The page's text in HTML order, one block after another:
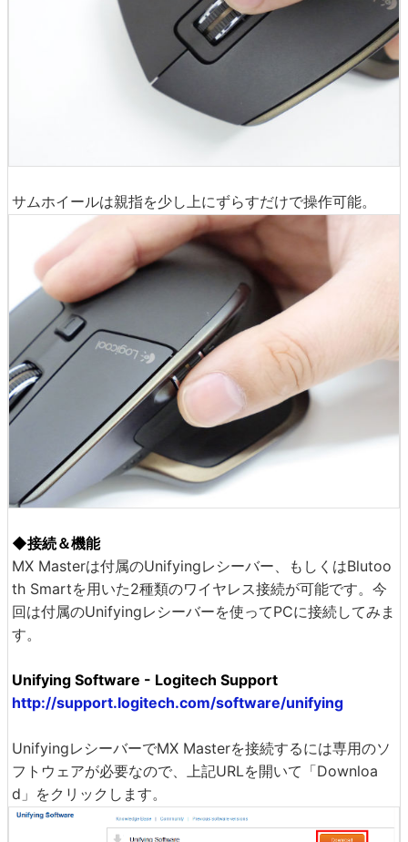
サムホイールは親指を少し上にずらすだけで操作可能。
◆接続＆機能
MX Masterは付属のUnifyingレシーバー、もしくはBlutoo
th Smartを用いた2種類のワイヤレス接続が可能です。今
回は付属のUnifyingレシーバーを使ってPCに接続してみま
す。
Unifying Software - Logitech Support
http://support.logitech.com/software/unifying
UnifyingレシーバーでMX Masterを接続するには専用のソ
フトウェアが必要なので、上記URLを開いて「Downloa
d」をクリックします。